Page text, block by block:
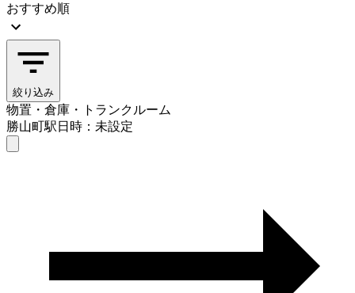
おすすめ順
絞り込み
物置・倉庫・トランクルーム
勝山町駅日時：未設定